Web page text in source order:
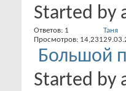
Started by
Ответов: 1
Просмотров: 14,231
Таня
Большой
Started by